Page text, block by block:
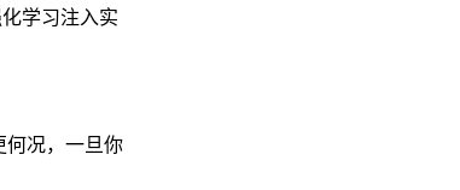
学习注入实
何况，一旦你